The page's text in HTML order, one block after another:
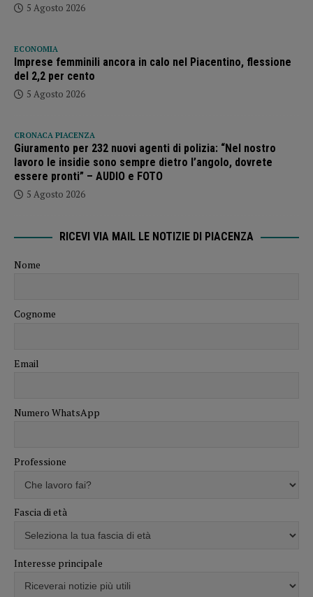
5 Agosto 2026
ECONOMIA
Imprese femminili ancora in calo nel Piacentino, flessione
del 2,2 per cento
5 Agosto 2026
CRONACA PIACENZA
Giuramento per 232 nuovi agenti di polizia: “Nel nostro
lavoro le insidie sono sempre dietro l’angolo, dovrete
essere pronti” – AUDIO e FOTO
5 Agosto 2026
RICEVI VIA MAIL LE NOTIZIE DI PIACENZA
Nome
Cognome
Email
Numero WhatsApp
Professione
Fascia di età
Interesse principale